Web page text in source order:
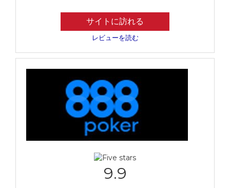
サイトに訪れる
レビューを読む
9.9